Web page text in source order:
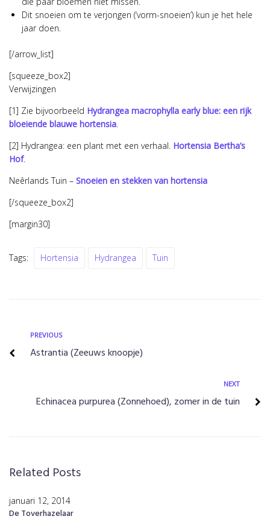
Dit snoeien om te verjongen (‘vorm-snoeien’) kun je het hele
jaar doen.
[/arrow_list]
[squeeze_box2]
Verwijzingen
[1] Zie bijvoorbeeld Hydrangea macrophylla early blue: een rijk
bloeiende blauwe hortensia.
[2] Hydrangea: een plant met een verhaal. Hortensia Bertha’s
Hof.
Neêrlands Tuin – Snoeien en stekken van hortensia
[/squeeze_box2]
[margin30]
Tags: Hortensia Hydrangea Tuin
Bericht
navigatie
Previous
PREVIOUS
Astrantia (Zeeuws knoopje)
NEXT
Echinacea purpurea (Zonnehoed), zomer in de tuin
Related Posts
januari 12, 2014
De Toverhazelaar